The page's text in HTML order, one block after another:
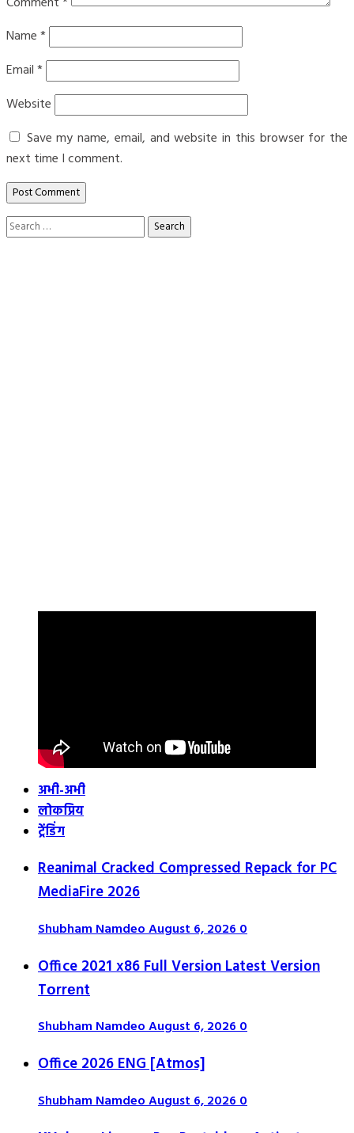
Name*
Email*
Website
Save my name, email, and website in this browser for the
next time I comment.
Search
अभी-अभी
लोकप्रिय
ट्रेंडिंग
Reanimal Cracked Compressed Repack for PC
MediaFire 2026
Shubham NamdeoAugust 6, 20260
Office 2021 x86 Full Version Latest Version
Tоrrеnt
Shubham NamdeoAugust 6, 20260
Office 2026 ENG [Atmos]
Shubham NamdeoAugust 6, 20260